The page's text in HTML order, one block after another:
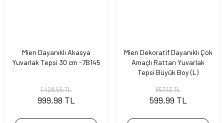
Mien Dayanıklı Akasya
Yuvarlak Tepsi 30 cm -7B145
1.428,55 TL
999,98 TL
Mien Dekoratif Dayanıklı Çok
Amaçlı Rattan Yuvarlak
Tepsi Büyük Boy (L)
857,13 TL
599,99 TL